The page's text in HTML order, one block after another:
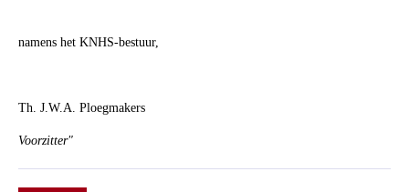
namens het KNHS-bestuur,
Th. J.W.A. Ploegmakers
Voorzitter"